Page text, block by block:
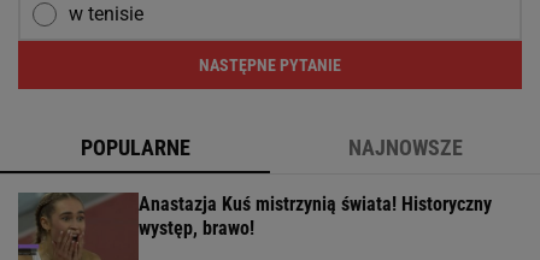
w tenisie
NASTĘPNE PYTANIE
POPULARNE NAJNOWSZE
Anastazja Kuś mistrzynią świata! Historyczny
występ, brawo!